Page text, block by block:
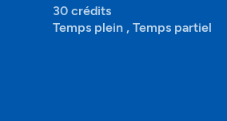
30 crédits
Temps plein , Temps partiel